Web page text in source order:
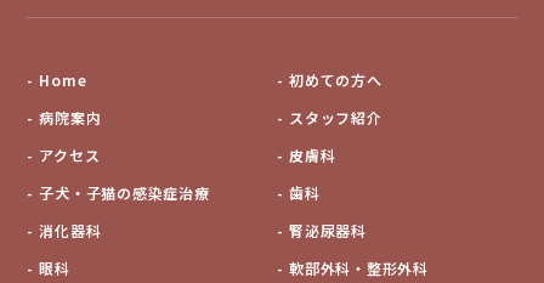
Home
初めての方へ
病院案内
スタッフ紹介
アクセス
皮膚科
子犬・子猫の感染症治療
歯科
消化器科
腎泌尿器科
眼科
軟部外科・整形外科